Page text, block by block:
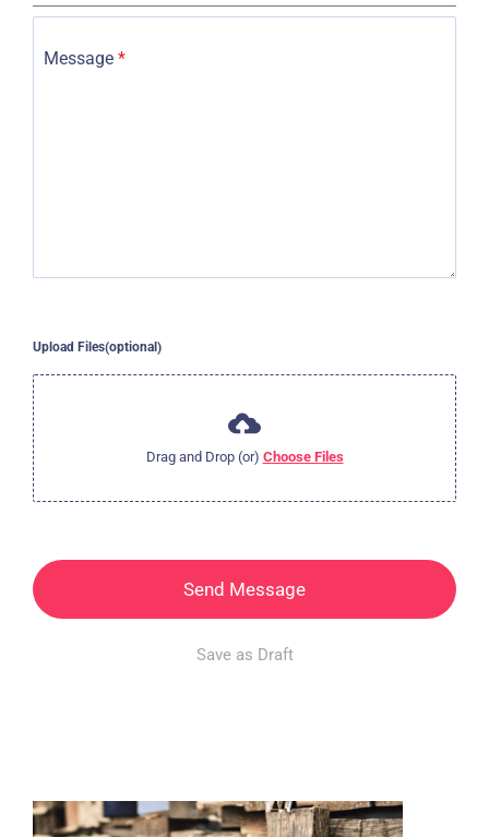
Message *
Upload Files(optional)
Drag and Drop (or) Choose Files
Send Message
Save as Draft